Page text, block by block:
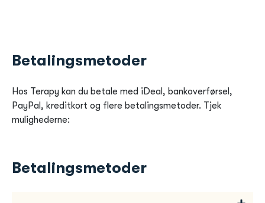
Betalingsmetoder
Hos Terapy kan du betale med iDeal, bankoverførsel,
PayPal, kreditkort og flere betalingsmetoder. Tjek
mulighederne:
Betalingsmetoder